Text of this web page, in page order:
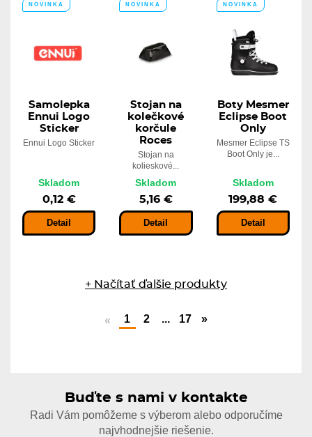
NOVINKA
Samolepka
Ennui Logo
Sticker
Ennui Logo Sticker
Skladom
0,12 €
Detail
NOVINKA
Stojan na
kolečkové
korčule
Roces
Stojan na
kolieskové...
Skladom
5,16 €
Detail
NOVINKA
Boty Mesmer
Eclipse Boot
Only
Mesmer Eclipse TS
Boot Only je...
Skladom
199,88 €
Detail
+ Načítať ďalšie produkty
« 1 2 ... 17 »
Buďte s nami v kontakte
Radi Vám pomôžeme s výberom alebo odporučíme
najvhodnejšie riešenie.